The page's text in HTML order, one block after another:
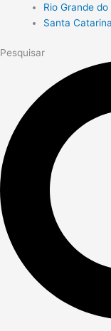
Rio Grande do
Santa Catarina
Pesquisar